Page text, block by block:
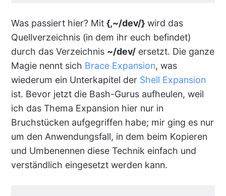
Was passiert hier? Mit {,~/dev/}wird das
Quellverzeichnis (in dem ihr euch befindet)
durch das Verzeichnis ~/dev/ersetzt. Die ganze
Magie nennt sich Brace Expansion, was
wiederum ein Unterkapitel der Shell Expansion
ist. Bevor jetzt die Bash-Gurus aufheulen, weil
ich das Thema Expansion hier nur in
Bruchstücken aufgegriffen habe; mir ging es nur
um den Anwendungsfall, in dem beim Kopieren
und Umbenennen diese Technik einfach und
verständlich eingesetzt werden kann.